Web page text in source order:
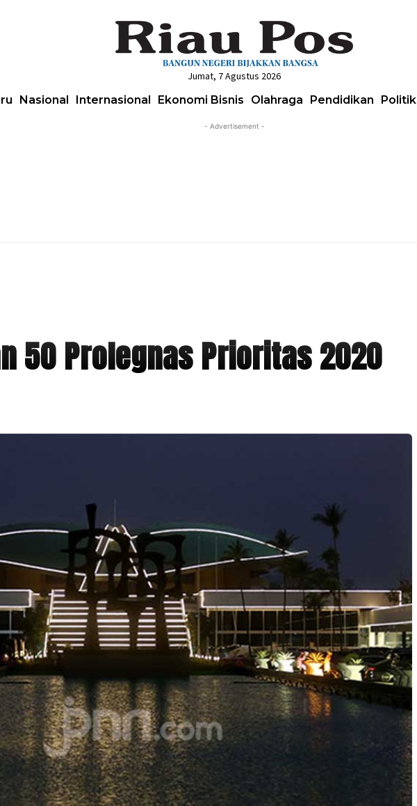
Jumat, 7 Agustus 2026
Nasional Internasional Ekonomi Bisnis Olahraga Pendidikan Politik
- Advertisement -
50 Prolegnas Prioritas 2020